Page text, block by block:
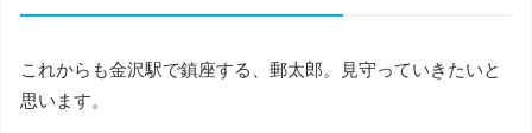
これからも金沢駅で鎮座する、郵太郎。見守っていきたいと
思います。